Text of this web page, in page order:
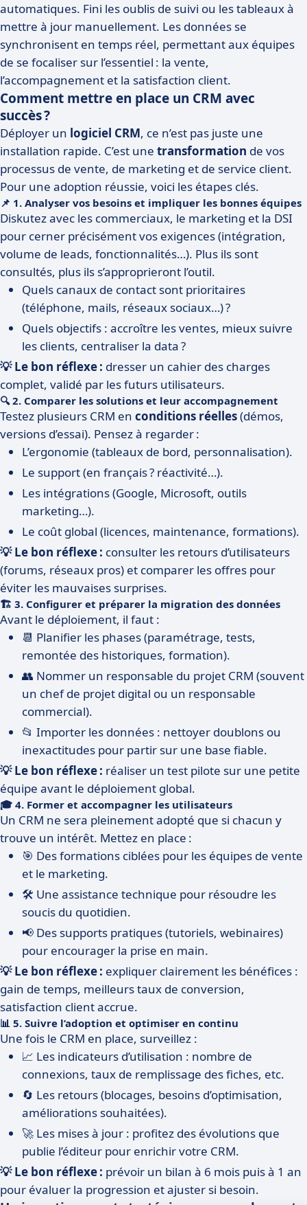
automatiques. Fini les oublis de suivi ou les tableaux à
mettre à jour manuellement. Les données se
synchronisent en temps réel, permettant aux équipes
de se focaliser sur l’essentiel : la vente,
l’accompagnement et la satisfaction client.
Comment mettre en place un CRM avec
succès ?
Déployer un logiciel CRM, ce n’est pas juste une
installation rapide. C’est une transformation de vos
processus de vente, de marketing et de service client.
Pour une adoption réussie, voici les étapes clés.
📌 1. Analyser vos besoins et impliquer les bonnes équipes
Diskutez avec les commerciaux, le marketing et la DSI
pour cerner précisément vos exigences (intégration,
volume de leads, fonctionnalités…). Plus ils sont
consultés, plus ils s’approprieront l’outil.
Quels canaux de contact sont prioritaires
(téléphone, mails, réseaux sociaux…) ?
Quels objectifs : accroître les ventes, mieux suivre
les clients, centraliser la data ?
💡 Le bon réflexe : dresser un cahier des charges
complet, validé par les futurs utilisateurs.
🔍 2. Comparer les solutions et leur accompagnement
Testez plusieurs CRM en conditions réelles(démos,
versions d’essai). Pensez à regarder :
L’ergonomie (tableaux de bord, personnalisation).
Le support (en français ? réactivité…).
Les intégrations (Google, Microsoft, outils
marketing…).
Le coût global (licences, maintenance, formations).
💡 Le bon réflexe : consulter les retours d’utilisateurs
(forums, réseaux pros) et comparer les offres pour
éviter les mauvaises surprises.
🏗️ 3. Configurer et préparer la migration des données
Avant le déploiement, il faut :
📆 Planifier les phases (paramétrage, tests,
remontée des historiques, formation).
👥 Nommer un responsable du projet CRM (souvent
un chef de projet digital ou un responsable
commercial).
📂 Importer les données : nettoyer doublons ou
inexactitudes pour partir sur une base fiable.
💡 Le bon réflexe : réaliser un test pilote sur une petite
équipe avant le déploiement global.
🎓 4. Former et accompagner les utilisateurs
Un CRM ne sera pleinement adopté que si chacun y
trouve un intérêt. Mettez en place :
🎯 Des formations ciblées pour les équipes de vente
et le marketing.
🛠️ Une assistance technique pour résoudre les
soucis du quotidien.
📢 Des supports pratiques (tutoriels, webinaires)
pour encourager la prise en main.
💡 Le bon réflexe : expliquer clairement les bénéfices :
gain de temps, meilleurs taux de conversion,
satisfaction client accrue.
📊 5. Suivre l’adoption et optimiser en continu
Une fois le CRM en place, surveillez :
📈 Les indicateurs d’utilisation : nombre de
connexions, taux de remplissage des fiches, etc.
🔄 Les retours (blocages, besoins d’optimisation,
améliorations souhaitées).
🚀 Les mises à jour : profitez des évolutions que
publie l’éditeur pour enrichir votre CRM.
💡 Le bon réflexe : prévoir un bilan à 6 mois puis à 1 an
pour évaluer la progression et ajuster si besoin.